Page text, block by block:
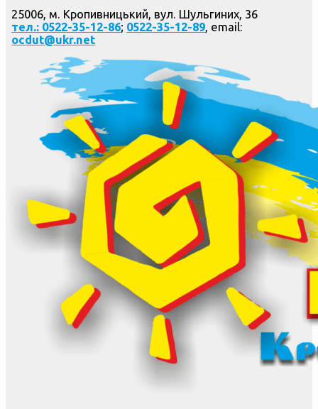
25006, м. Кропивницький, вул. Шульгиних, 36
тел.: 0522-35-12-86; 0522-35-12-89, email:
ocdut@ukr.net